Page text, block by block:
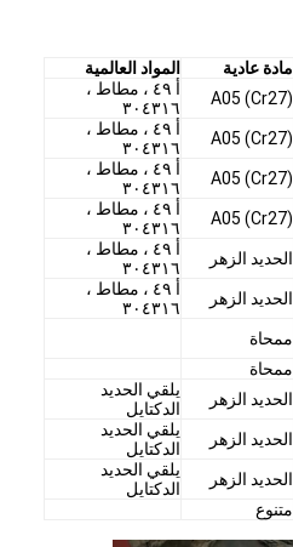
مادة عادية
المواد العالمية
A05 (Cr27)
أ ٤٩ ، مطاط ،
٣٠٤٣١٦
A05 (Cr27)
أ ٤٩ ، مطاط ،
٣٠٤٣١٦
A05 (Cr27)
أ ٤٩ ، مطاط ،
٣٠٤٣١٦
A05 (Cr27)
أ ٤٩ ، مطاط ،
٣٠٤٣١٦
الحديد الزهر
أ ٤٩ ، مطاط ،
٣٠٤٣١٦
الحديد الزهر
أ ٤٩ ، مطاط ،
٣٠٤٣١٦
ممحاة
ممحاة
الحديد الزهر
يلقي الحديد
الدكتايل
الحديد الزهر
يلقي الحديد
الدكتايل
الحديد الزهر
يلقي الحديد
الدكتايل
متنوع